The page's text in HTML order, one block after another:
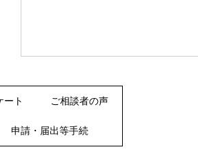
すべて調べる方法-所有不動
概要・手続き方法・費用・メ
リット・注意点まで徹底解説
「亡くなった親がどこに不動産を
ート ご相談者の声
申請・届出等手続